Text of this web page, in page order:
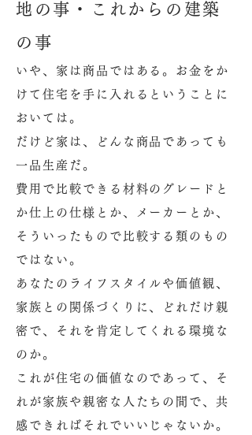
地の事・これからの建築
の事
いや、家は商品ではある。お金をか
けて住宅を手に入れるということに
おいては。
だけど家は、どんな商品であっても
一品生産だ。
​費用で比較できる材料のグレードと
か仕上の仕様とか、メーカーとか、
そういったもので比較する類のもの
ではない。
あなたのライフスタイルや価値観、
家族との関係づくりに、どれだけ親
密で、それを肯定してくれる環境な
のか。
これが住宅の価値なのであって、そ
れが家族や親密な人たちの間で、共
感できればそれでいいじゃないか。